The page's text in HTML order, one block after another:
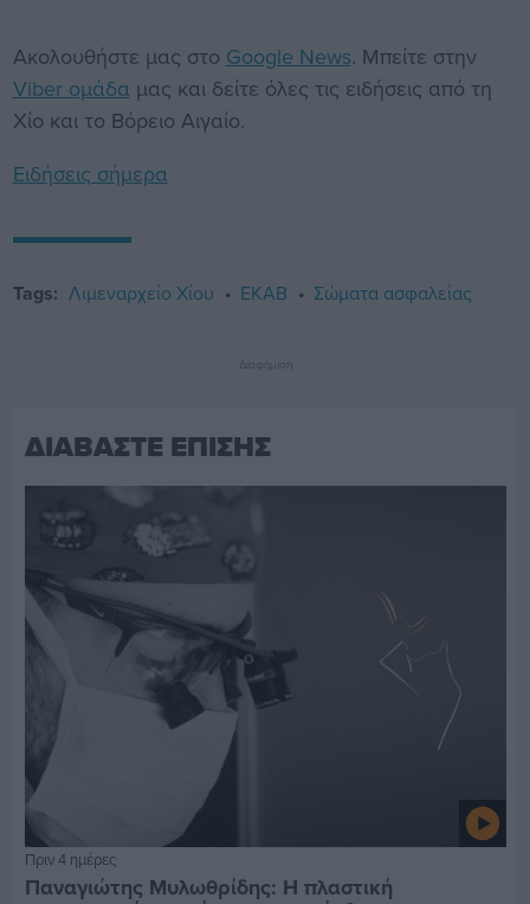
Ακολουθήστε μας στο Google News. Μπείτε στην
Viber ομάδα μας και δείτε όλες τις ειδήσεις από τη
Χίο και το Βόρειο Αιγαίο.
Ειδήσεις σήμερα
Tags: Λιμεναρχείο Χίου ΕΚΑΒ Σώματα ασφαλείας
Διαφήμιση
ΔΙΑΒΑΣΤΕ ΕΠΙΣΗΣ
Πριν 4 ημέρες
Παναγιώτης Μυλωθρίδης: Η πλαστική